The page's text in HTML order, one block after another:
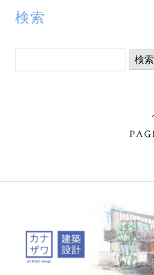
検索
検